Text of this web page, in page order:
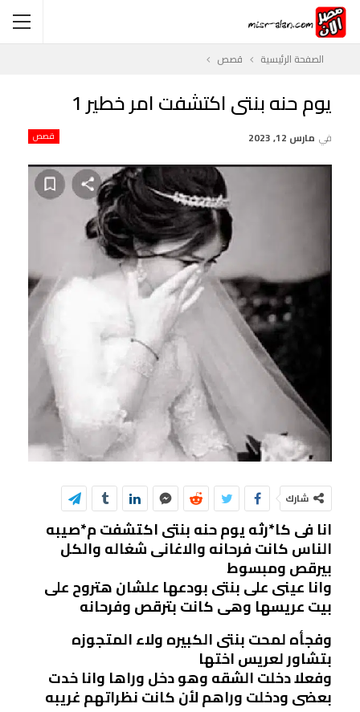
الصفحة الرئيسية قصص
يوم حنه بنتى اكتشفت امر خطير 1
قصص في مارس 12, 2023
شارك
انا فى كا*رثه يوم حنه بنتى اكتشفت م*صيبه
الناس كانت فرحانه والاغانى شغاله والكل
بيرقص ومبسوط
وانا عينى على بنتى بودعها علشان هتروح على
بيت عريسها وهى كانت بترقص وفرحانه
وفجأه لمحت بنتى الكبيره ولاء المتجوزه
بتشاور لعريس اختها
وفعلا دخلت الشقه وهو دخل وراها وانا خدت
بعضى ودخلت وراهم لأن كانت نظراتهم غريبه